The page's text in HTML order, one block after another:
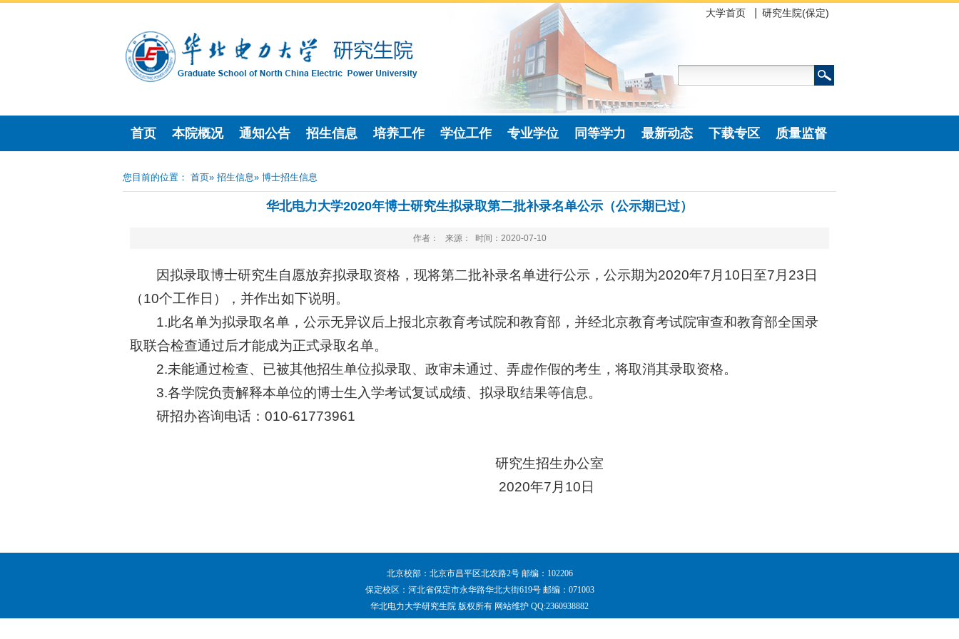
大学首页 研究生院(保定)
首页 本院概况 通知公告 招生信息 培养工作 学位工作 专业学位 同等学力 最新动态 下载专区 质量监督
您目前的位置： 首页» 招生信息» 博士招生信息
华北电力大学2020年博士研究生拟录取第二批补录名单公示（公示期已过）
作者： 来源： 时间：2020-07-10
因拟录取博士研究生自愿放弃拟录取资格，现将第二批补录名单进行公示，公示期为2020年7月10日至7月23日
（10个工作日），并作出如下说明。
1.此名单为拟录取名单，公示无异议后上报北京教育考试院和教育部，并经北京教育考试院审查和教育部全国录
取联合检查通过后才能成为正式录取名单。
2.未能通过检查、已被其他招生单位拟录取、政审未通过、弄虚作假的考生，将取消其录取资格。
3.各学院负责解释本单位的博士生入学考试复试成绩、拟录取结果等信息。
研招办咨询电话：010-61773961
研究生招生办公室
2020年7月10日
北京校部：北京市昌平区北农路2号 邮编：102206
保定校区：河北省保定市永华路华北大街619号 邮编：071003
华北电力大学研究生院 版权所有 网站维护 QQ:2360938882